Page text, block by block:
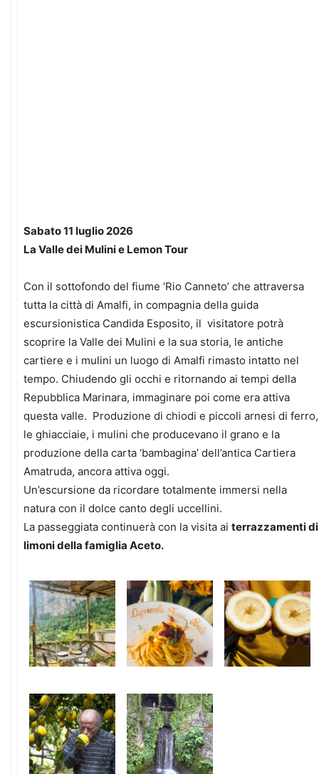
Sabato 11 luglio 2026
La Valle dei Mulini e Lemon Tour
Con il sottofondo del fiume ‘Rio Canneto’ che attraversa
tutta la città di Amalfi, in compagnia della guida
escursionistica Candida Esposito, il visitatore potrà
scoprire la Valle dei Mulini e la sua storia, le antiche
cartiere e i mulini un luogo di Amalfi rimasto intatto nel
tempo. Chiudendo gli occhi e ritornando ai tempi della
Repubblica Marinara, immaginare poi come era attiva
questa valle. Produzione di chiodi e piccoli arnesi di ferro,
le ghiacciaie, i mulini che producevano il grano e la
produzione della carta ‘bambagina’ dell’antica Cartiera
Amatruda, ancora attiva oggi.
Un’escursione da ricordare totalmente immersi nella
natura con il dolce canto degli uccellini.
La passeggiata continuerà con la visita ai terrazzamenti di
limoni della famiglia Aceto.